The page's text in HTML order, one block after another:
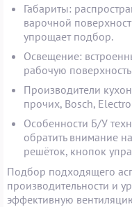
Габариты:
варочной
упрощает подбор.
Освещение:
рабочую
Производители
прочих, Bosch,
Особенности Б/У
обратить внимание
решёток, кнопок
Подбор подходящего
производительности и
эффективную